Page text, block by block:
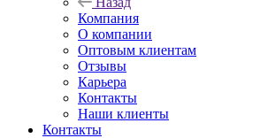
Компания
О компании
Оптовым клиентам
Отзывы
Карьера
Контакты
Наши клиенты
Контакты